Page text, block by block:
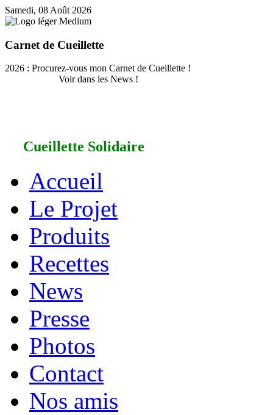
Samedi, 08 Août 2026
Carnet de Cueillette
2026 : Procurez-vous mon Carnet de Cueillette !
Voir dans les News !
Cueillette Solidaire
Accueil
Le Projet
Produits
Recettes
News
Presse
Photos
Contact
Nos amis